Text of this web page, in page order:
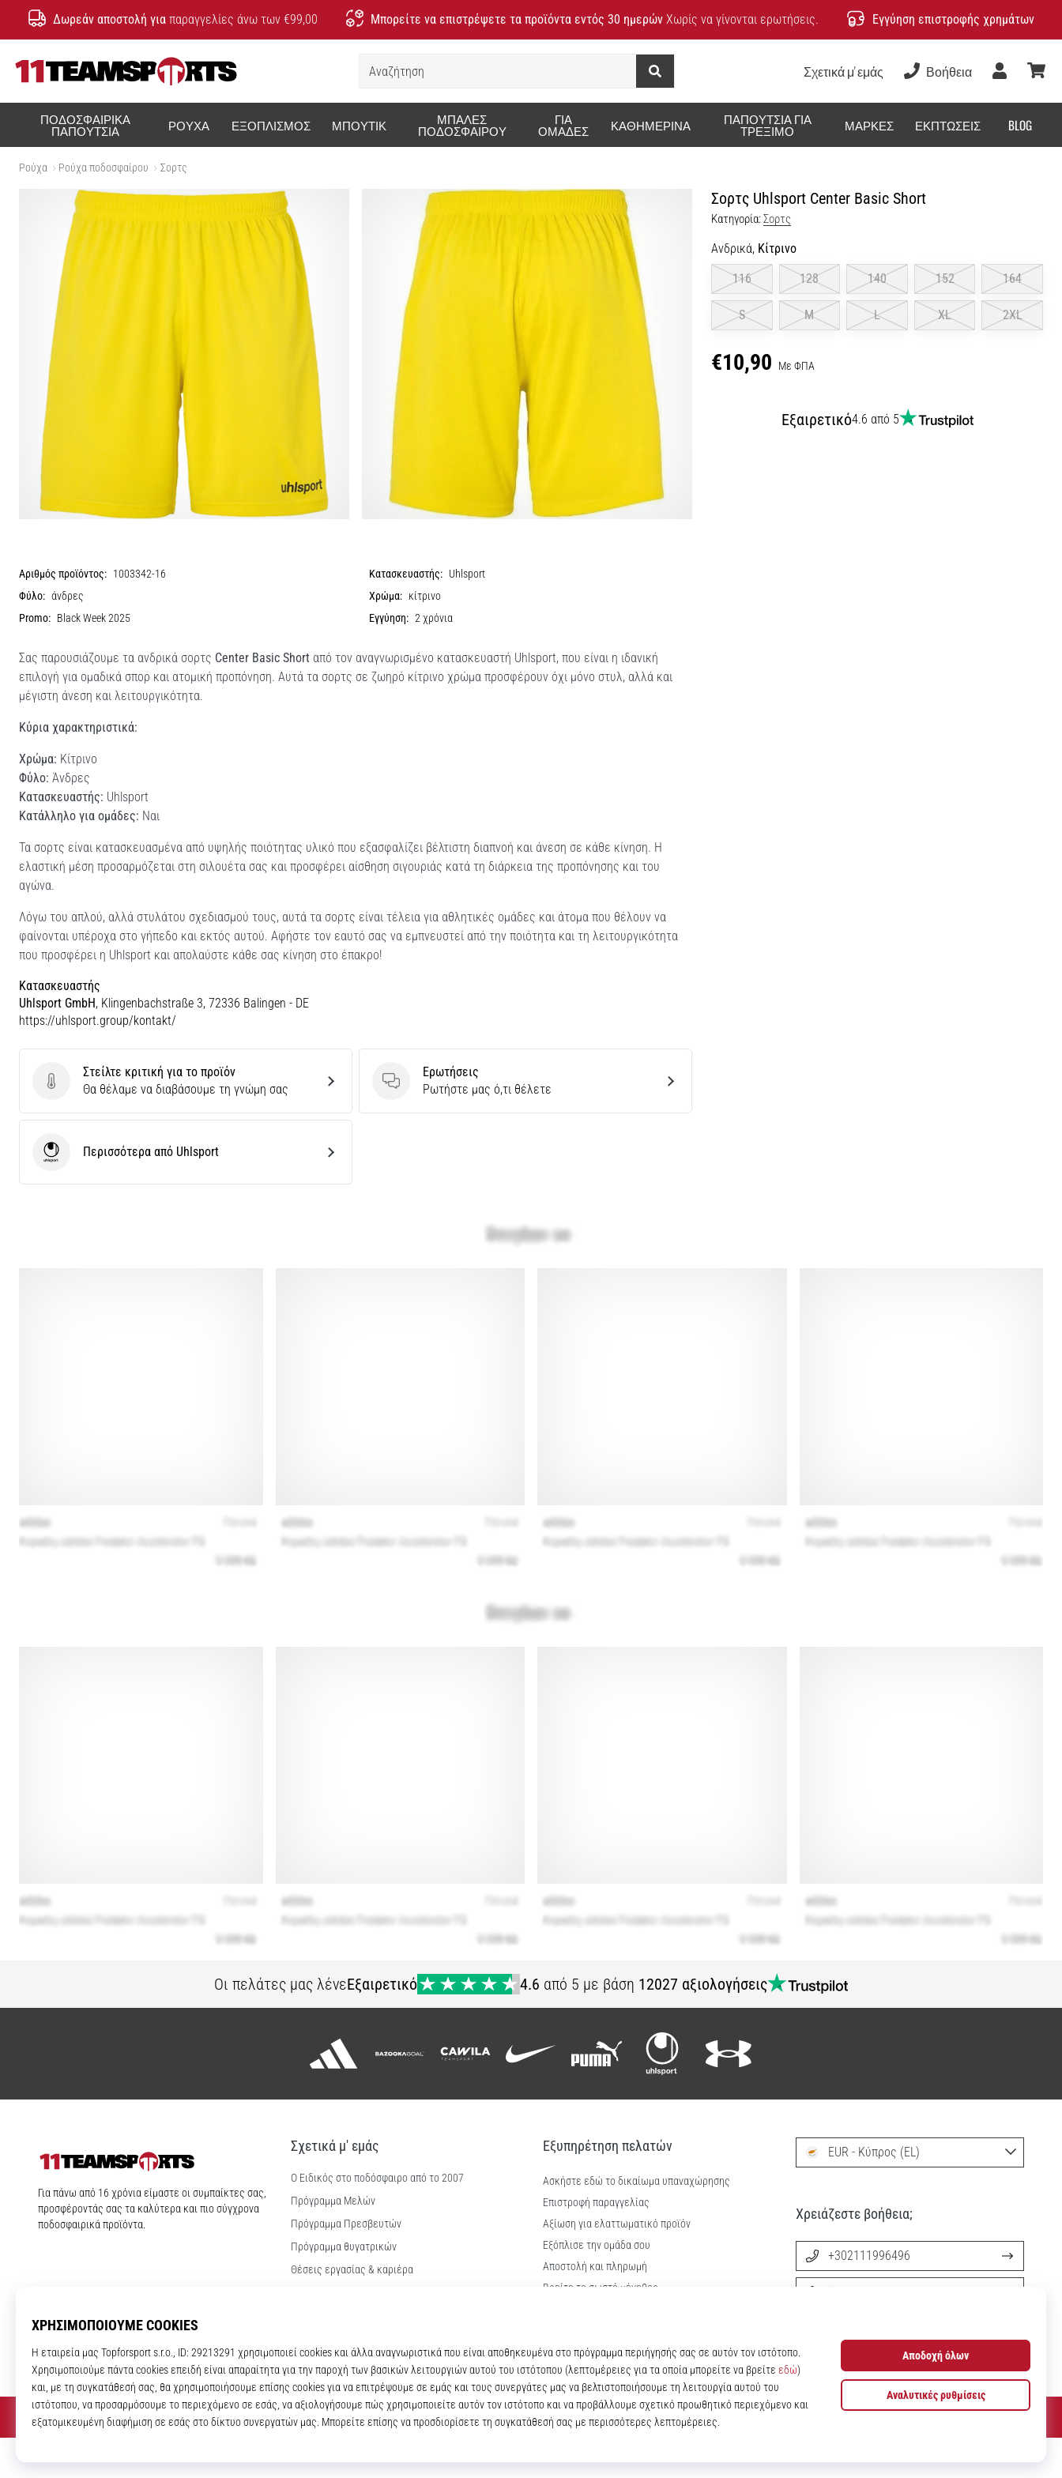
Δωρεάν αποστολή για παραγγελίες άνω των €99,00 Μπορείτε να επιστρέψετε τα προϊόντα εντός 30 ημερών Χωρίς να γίνονται ερωτήσεις. Εγγύηση επιστροφής χρημάτων
Αναζήτηση
Σχετικά μ' εμάς Βοήθεια
Χρήστης
ΠΟΔΟΣΦΑΙΡΙΚΆ
ΠΑΠΟΎΤΣΙΑ ΡΟΎΧΑ ΕΞΟΠΛΙΣΜΌΣ ΜΠΟΥΤΊΚ ΜΠΆΛΕΣ
ΠΟΔΟΣΦΑΊΡΟΥ
ΓΙΑ
ΟΜΆΔΕΣ ΚΑΘΗΜΕΡΙΝΆ ΠΑΠΟΎΤΣΙΑ ΓΙΑ
ΤΡΈΞΙΜΟ ΜΆΡΚΕΣ ΕΚΠΤΏΣΕΙΣ BLOG
Ρούχα Ρούχα ποδοσφαίρου Σορτς
Σορτς Uhlsport Center Basic Short
Κατηγορία:Σορτς
Ανδρικά, Κίτρινο
116
128 140 152 164
S M L XL 2XL
€10,90 Με ΦΠΑ
Εξαιρετικό4.6 από 5
Αριθμός προϊόντος: 1003342-16 Κατασκευαστής: Uhlsport
Φύλο: άνδρες Χρώμα: κίτρινο
Promo: Black Week 2025 Εγγύηση: 2 χρόνια
Σας παρουσιάζουμε τα ανδρικά σορτς Center Basic Short από τον αναγνωρισμένο κατασκευαστή Uhlsport, που είναι η ιδανική
επιλογή για ομαδικά σπορ και ατομική προπόνηση. Αυτά τα σορτς σε ζωηρό κίτρινο χρώμα προσφέρουν όχι μόνο στυλ, αλλά και
μέγιστη άνεση και λειτουργικότητα.
Κύρια χαρακτηριστικά:
Χρώμα: Κίτρινο
Φύλο: Άνδρες
Κατασκευαστής: Uhlsport
Κατάλληλο για ομάδες: Ναι
Τα σορτς είναι κατασκευασμένα από υψηλής ποιότητας υλικό που εξασφαλίζει βέλτιστη διαπνοή και άνεση σε κάθε κίνηση. Η
ελαστική μέση προσαρμόζεται στη σιλουέτα σας και προσφέρει αίσθηση σιγουριάς κατά τη διάρκεια της προπόνησης και του
αγώνα.
Λόγω του απλού, αλλά στυλάτου σχεδιασμού τους, αυτά τα σορτς είναι τέλεια για αθλητικές ομάδες και άτομα που θέλουν να
φαίνονται υπέροχα στο γήπεδο και εκτός αυτού. Αφήστε τον εαυτό σας να εμπνευστεί από την ποιότητα και τη λειτουργικότητα
που προσφέρει η Uhlsport και απολαύστε κάθε σας κίνηση στο έπακρο!
Κατασκευαστής
Uhlsport GmbH, Klingenbachstraße 3, 72336 Balingen - DE
https://uhlsport.group/kontakt/
Στείλτε κριτική για το προϊόν
Στείλτε κριτική για το προϊόν
Θα θέλαμε να διαβάσουμε τη γνώμη σας
Ερωτήσεις
Ερωτήσεις
Ρωτήστε μας ό,τι θέλετε
UhlsportΠερισσότερα από Uhlsport
Οι πελάτες μας λένεΕξαιρετικό 4.6 από 5 με βάση 12027 αξιολογήσεις
11teamsports.cy
Για πάνω από 16 χρόνια είμαστε οι συμπαίκτες σας,
προσφέροντάς σας τα καλύτερα και πιο σύγχρονα
ποδοσφαιρικά προϊόντα.
Σχετικά μ' εμάς
Ο Ειδικός στο ποδόσφαιρο από το 2007
Πρόγραμμα Μελών
Πρόγραμμα Πρεσβευτών
Πρόγραμμα θυγατρικών
Θέσεις εργασίας & καριέρα
Εξυπηρέτηση πελατών
Ασκήστε εδώ το δικαίωμα υπαναχώρησης
Επιστροφή παραγγελίας
Αξίωση για ελαττωματικό προϊόν
Εξόπλισε την ομάδα σου
Αποστολή και πληρωμή
Βρείτε το σωστό μέγεθος
Πολιτική απορρήτου
EUR - Κύπρος (EL)
Χρειάζεστε βοήθεια;
+302111996496
info@11teamsports.cy
© 2010 – 2026 11teamsports.cy